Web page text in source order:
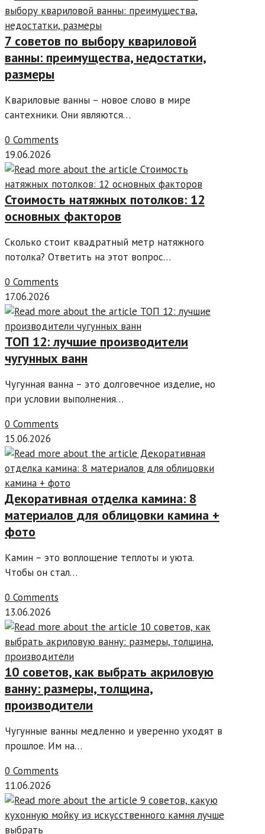
7 советов по выбору квариловой
ванны: преимущества, недостатки,
размеры
Квариловые ванны – новое слово в мире
сантехники. Они являются…
0 Comments
19.06.2026
Стоимость натяжных потолков: 12
основных факторов
Сколько стоит квадратный метр натяжного
потолка? Ответить на этот вопрос…
0 Comments
17.06.2026
ТОП 12: лучшие производители
чугунных ванн
Чугунная ванна – это долговечное изделие, но
при условии выполнения…
0 Comments
15.06.2026
Декоративная отделка камина: 8
материалов для облицовки камина +
фото
Камин – это воплощение теплоты и уюта.
Чтобы он стал…
0 Comments
13.06.2026
10 советов, как выбрать акриловую
ванну: размеры, толщина,
производители
Чугунные ванны медленно и уверенно уходят в
прошлое. Им на…
0 Comments
11.06.2026